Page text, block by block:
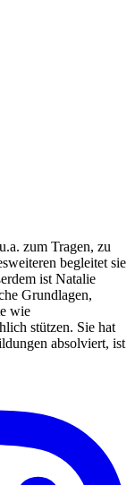
zum Tragen, zu
begleitet sie
ist Natalie
Grundlagen,
wie
stützen. Sie hat
absolviert, ist